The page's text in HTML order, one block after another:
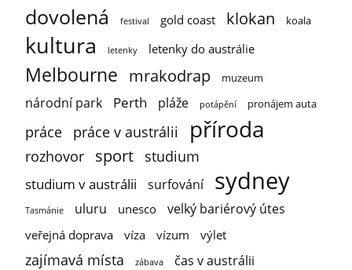
dovolená festival gold coast klokan koala
kultura letenky letenky do austrálie
Melbourne mrakodrap muzeum
národní park Perth pláže potápění pronájem auta
práce práce v austrálii příroda
rozhovor sport studium
studium v austrálii surfování sydney
Tasmánie uluru unesco velký bariérový útes
veřejná doprava víza vízum výlet
zajímavá místa zábava
čas v austrálii